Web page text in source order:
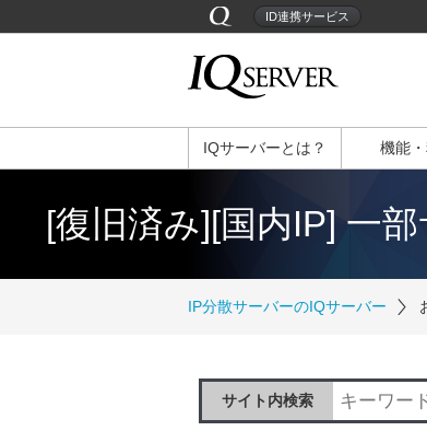
ID連携サービス
IQサーバーとは？ 機能
[復旧済み][国内IP] 一
IP分散サーバーのIQサーバー
サイト内検索